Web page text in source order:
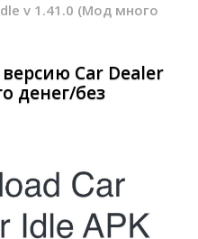
v 1.41.0 (Мод много
Car Dealer
денег/без